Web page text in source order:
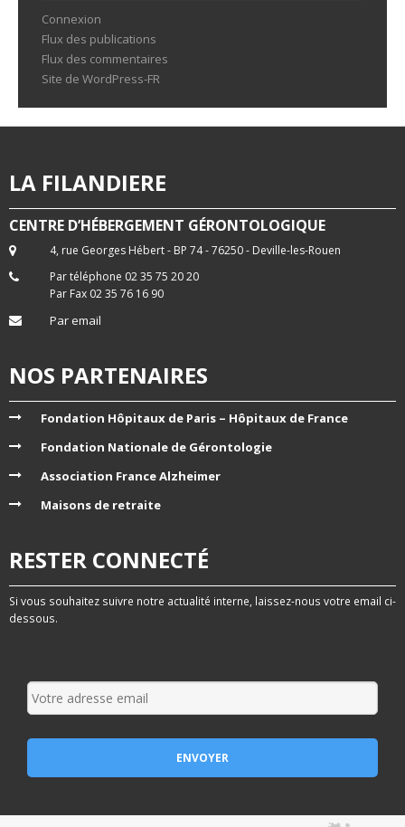
Connexion
Flux des publications
Flux des commentaires
Site de WordPress-FR
LA FILANDIERE
CENTRE D’HÉBERGEMENT GÉRONTOLOGIQUE
4, rue Georges Hébert - BP 74 - 76250 - Deville-les-Rouen
Par téléphone 02 35 75 20 20
Par Fax 02 35 76 16 90
Par email
NOS PARTENAIRES
Fondation Hôpitaux de Paris – Hôpitaux de France
Fondation Nationale de Gérontologie
Association France Alzheimer
Maisons de retraite
RESTER CONNECTÉ
Si vous souhaitez suivre notre actualité interne, laissez-nous votre email ci-
dessous.